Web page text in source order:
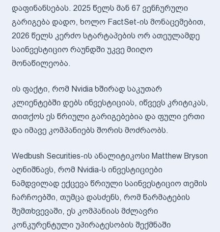
დაფინანსებას. 2025 წელს მან 67 ვენჩურული
გარიგება დადო, ხოლო FactSet-ის მონაცემებით,
2026 წელს კერძო სტარტაპების ორ ათეულამდე
საინვესტიციო რაუნდში უკვე მიიღო
მონაწილეობა.
ის ფაქტი, რომ Nvidia ხშირად საკუთარ
კლიენტებში დებს ინვესტიციას, იწვევს კრიტიკას,
თითქოს ეს წრიული გარიგებებია და ფული ერთი
და იმავე კომპანიებს შორის მოძრაობს.
Wedbush Securities-ის ანალიტიკოსი Matthew Bryson
აღნიშნავს, რომ Nvidia-ს ინვესტიციები
ნამდვილად ექცევა წრიული საინვესტიციო თემის
ჩარჩოებში, თუმცა დასძენს, რომ წარმატების
შემთხვევაში, ეს კომპანიას მძლავრი
კონკურენტული უპირატესობის შექმნაში